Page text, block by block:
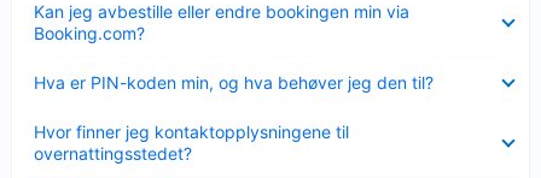
Kan jeg avbestille eller endre bookingen min via
Booking.com?
mindre
Hva er PIN-koden min, og hva behøver jeg den til?
mindre
Hvor finner jeg kontaktopplysningene til
overnattingsstedet?
mindre